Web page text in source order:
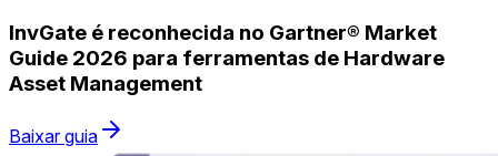
InvGate é reconhecida no Gartner® Market
Guide 2026 para ferramentas de Hardware
Asset Management
Baixar guia